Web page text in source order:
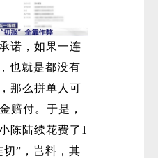
诺，如果一连
也就是都没有
那么拼单人可
赔付。于是，
陈陆续花费了1
切”，岂料，其